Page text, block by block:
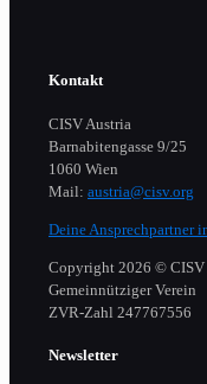
Kontakt
CISV Austria
Barnabitengasse 9/25
1060 Wien
Mail: austria@cisv.org
Deine Ansprechpartner
Copyright 2026 © CISV
Gemeinnütziger Verein
​ZVR-Zahl 247767556
Newsletter